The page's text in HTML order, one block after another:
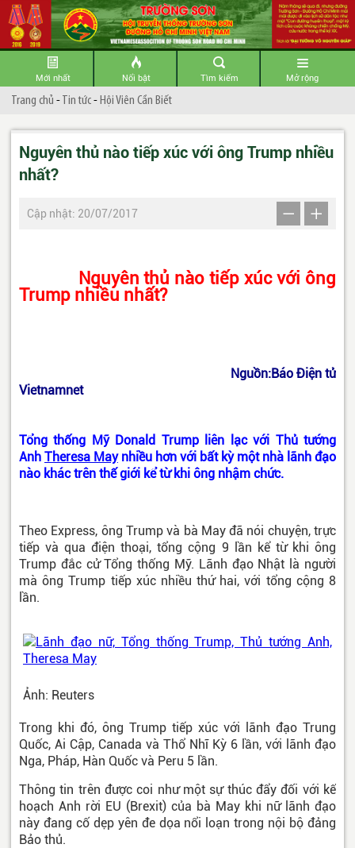
Mới nhất Nổi bật Tìm kiếm Mở rộng
Trang chủ -Tin tức- Hội Viên Cần Biết
Nguyên thủ nào tiếp xúc với ông Trump nhiều
nhất?
Cập nhật: 20/07/2017
Nguyên thủ nào tiếp xúc với ông
Trump nhiều nhất?
Nguồn:Báo Điện tử
Vietnamnet
Tổng thống Mỹ Donald Trump liên lạc với Thủ tướng
Anh Theresa Maynhiều hơn với bất kỳ một nhà lãnh đạo
nào khác trên thế giới kể từ khi ông nhậm chức.
Theo Express, ông Trump và bà May đã nói chuyện, trực
tiếp và qua điện thoại, tổng cộng 9 lần kể từ khi ông
Trump đắc cử Tổng thống Mỹ. Lãnh đạo Nhật là người
mà ông Trump tiếp xúc nhiều thứ hai, với tổng cộng 8
lần.
Ảnh: Reuters
Trong khi đó, ông Trump tiếp xúc với lãnh đạo Trung
Quốc, Ai Cập, Canada và Thổ Nhĩ Kỳ 6 lần, với lãnh đạo
Nga, Pháp, Hàn Quốc và Peru 5 lần.
Thông tin trên được coi như một sự thúc đẩy đối với kế
hoạch Anh rời EU (Brexit) của bà May khi nữ lãnh đạo
này đang cố dẹp yên đe dọa nổi loạn trong nội bộ đảng
Bảo thủ.